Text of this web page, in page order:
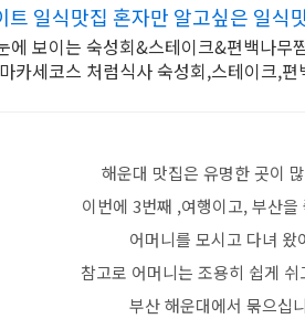
일식맛집 혼자만 알고싶은 일식
에 보이는 숙성회&스테이크&편백나무
카세코스 처럼식사 숙성회,스테이크,
해운대 맛집은 유명한 곳이
이번에 3번째 ,여행이고, 부산을
어머니를 모시고 다녀 왔
참고로 어머니는 조용히 쉽게 쉬
부산 해운대에서 묶으십